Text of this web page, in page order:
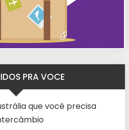
PRA VOCE
que você precisa